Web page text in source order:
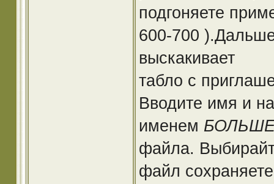
подгоняете
600-700
выскакивает
табло с
Вводите имя и
именем
файла.
файл